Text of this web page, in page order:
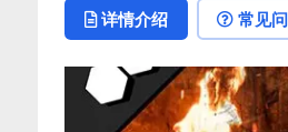
详情介绍 常见